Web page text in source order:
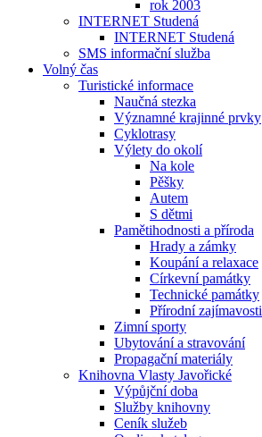
rok 2003
INTERNET Studená
INTERNET Studená
SMS informační služba
Volný čas
Turistické informace
Naučná stezka
Významné krajinné prvky
Cyklotrasy
Výlety do okolí
Na kole
Pěšky
Autem
S dětmi
Pamětihodnosti a příroda
Hrady a zámky
Koupání a relaxace
Církevní památky
Technické památky
Přírodní zajímavosti
Zimní sporty
Ubytování a stravování
Propagační materiály
Knihovna Vlasty Javořické
Výpůjční doba
Služby knihovny
Ceník služeb